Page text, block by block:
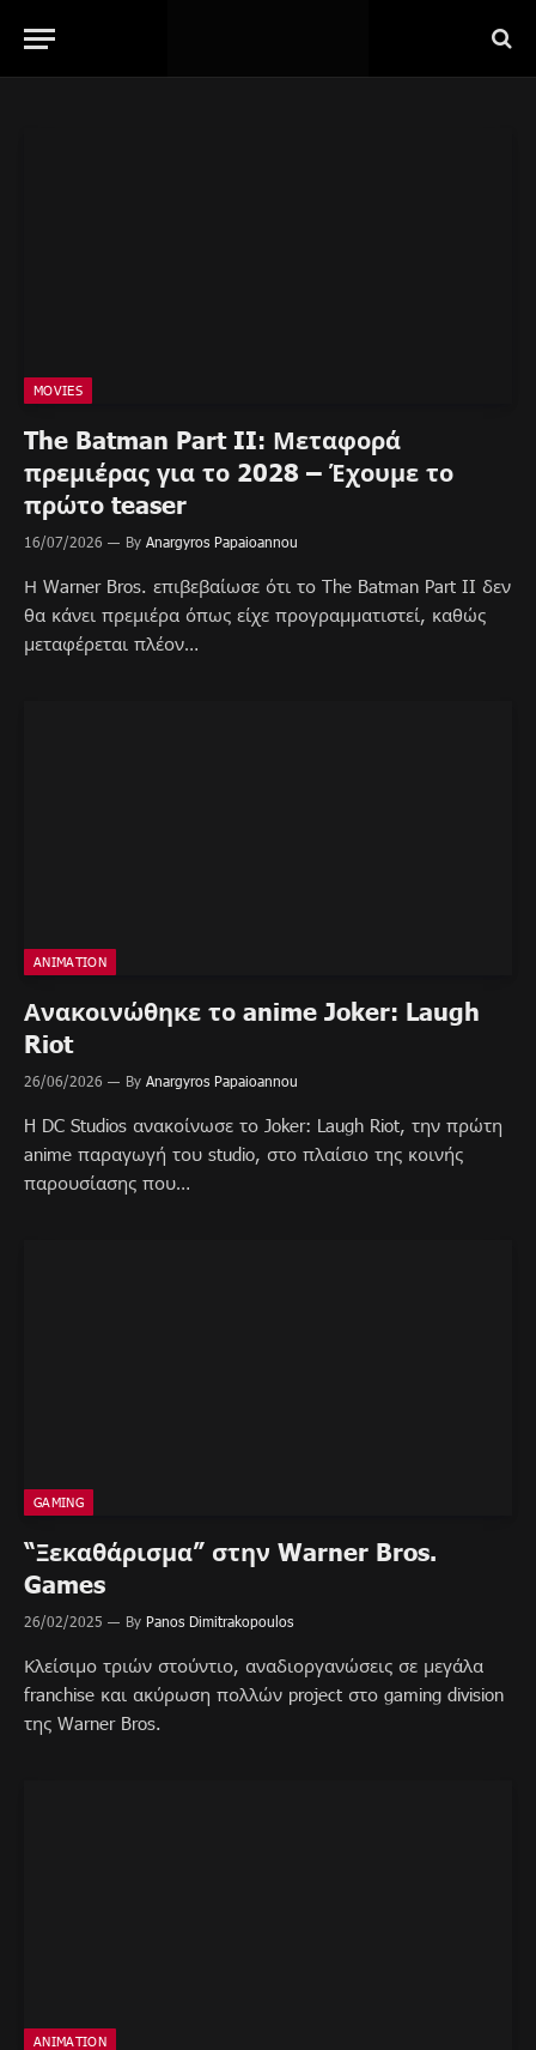
MOVIES
The Batman Part II: Μεταφορά
πρεμιέρας για το 2028 – Έχουμε το
πρώτο teaser
16/07/2026 By Anargyros Papaioannou
Η Warner Bros. επιβεβαίωσε ότι το The Batman Part II δεν
θα κάνει πρεμιέρα όπως είχε προγραμματιστεί, καθώς
μεταφέρεται πλέον…
ANIMATION
Ανακοινώθηκε το anime Joker: Laugh
Riot
26/06/2026 By Anargyros Papaioannou
H DC Studios ανακοίνωσε το Joker: Laugh Riot, την πρώτη
anime παραγωγή του studio, στο πλαίσιο της κοινής
παρουσίασης που…
GAMING
“Ξεκαθάρισμα” στην Warner Bros.
Games
26/02/2025 By Panos Dimitrakopoulos
Κλείσιμο τριών στούντιο, αναδιοργανώσεις σε μεγάλα
franchise και ακύρωση πολλών project στο gaming division
της Warner Bros.
ANIMATION